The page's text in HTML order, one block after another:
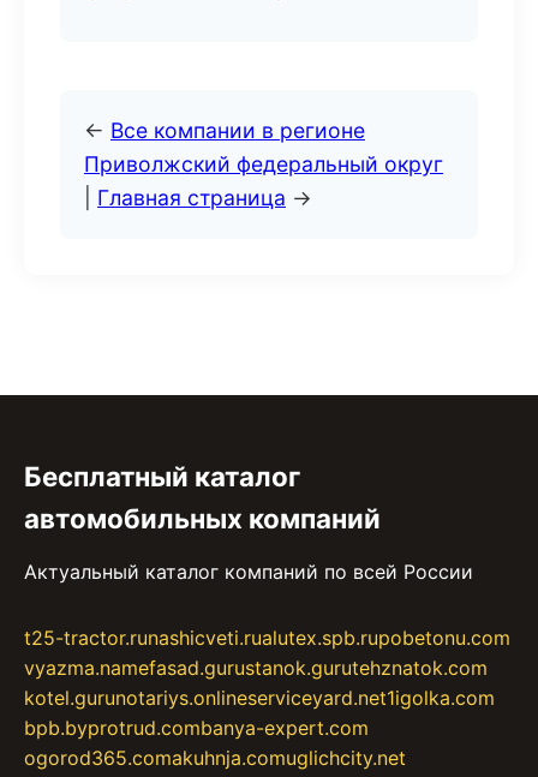
← Все компании в регионе
Приволжский федеральный округ
Главная страница →
Бесплатный каталог
автомобильных компаний
Актуальный каталог компаний по всей России
t25-tractor.runashicveti.rualutex.spb.rupobetonu.com
vyazma.namefasad.gurustanok.gurutehznatok.com
kotel.gurunotariys.onlineserviceyard.net1igolka.com
bpb.byprotrud.combanya-expert.com
ogorod365.comakuhnja.comuglichcity.net